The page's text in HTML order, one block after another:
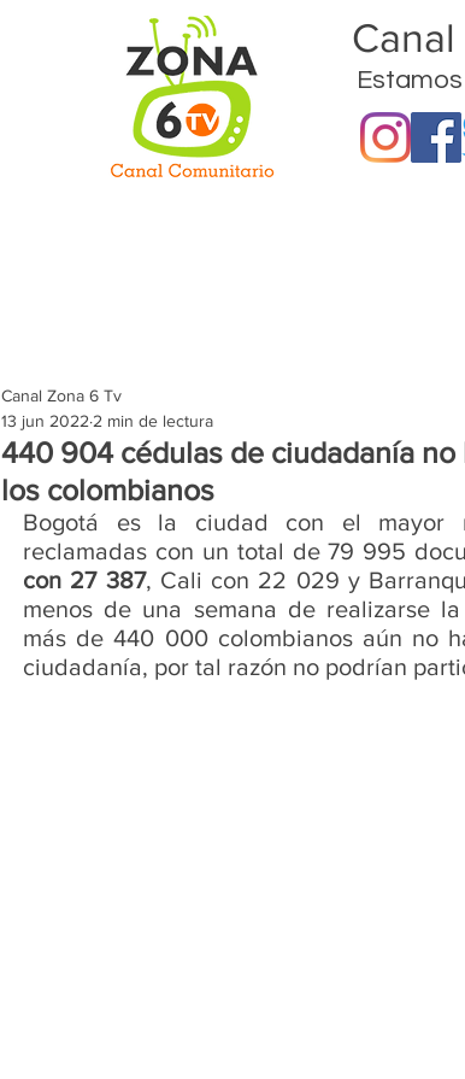
Canal
440 904 cédulas de ciudadanía
los colombianos
Canal Zona 6 Tv
13 jun 2022 2 min de lectura
Bogotá es la ciudad con el mayor
reclamadas con un total de 79 995
con 27 387, Cali con 22 029 y
menos de una semana de realizarse
más de 440 000 colombianos aún no
ciudadanía, por tal razón no podrían